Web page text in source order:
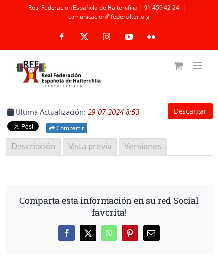
Real Federacion Española de Halterofilia | 91 459 42 24
|
comunicacion@fedehalter.org
Facebook InstagramYouTubeFlickr
Descargar
Última Actualización: 29-07-2024 8:53
Compartir
Descripción Vista previa Versiones
Comparta esta información en su red Social
favorita!
Facebook
X WhatsAppPinterestCorreo